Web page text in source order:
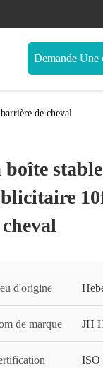
Demande Une
de cheval
d'origine
de marque JH
ISO